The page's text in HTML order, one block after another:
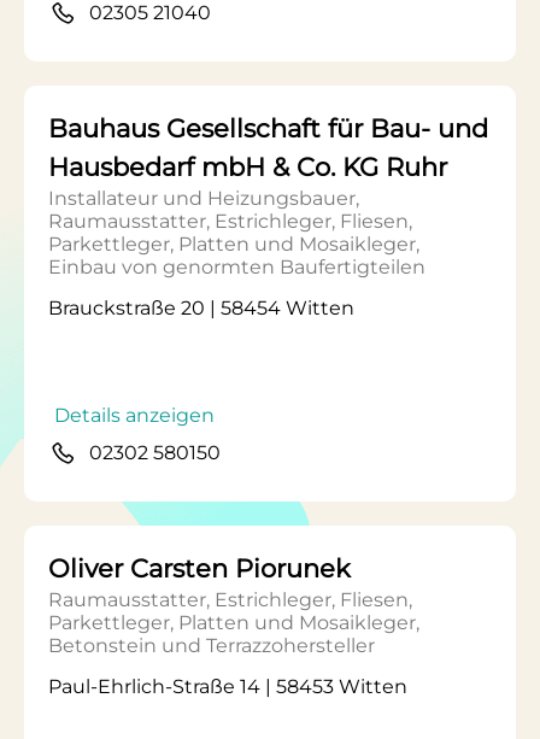
02305 21040
Bauhaus Gesellschaft für Bau- und
Hausbedarf mbH & Co. KG Ruhr
Installateur und Heizungsbauer,
Raumausstatter, Estrichleger, Fliesen,
Parkettleger, Platten und Mosaikleger,
Einbau von genormten Baufertigteilen
Brauckstraße 20 | 58454 Witten
Details anzeigen
02302 580150
Oliver Carsten Piorunek
Raumausstatter, Estrichleger, Fliesen,
Parkettleger, Platten und Mosaikleger,
Betonstein und Terrazzohersteller
Paul-Ehrlich-Straße 14 | 58453 Witten